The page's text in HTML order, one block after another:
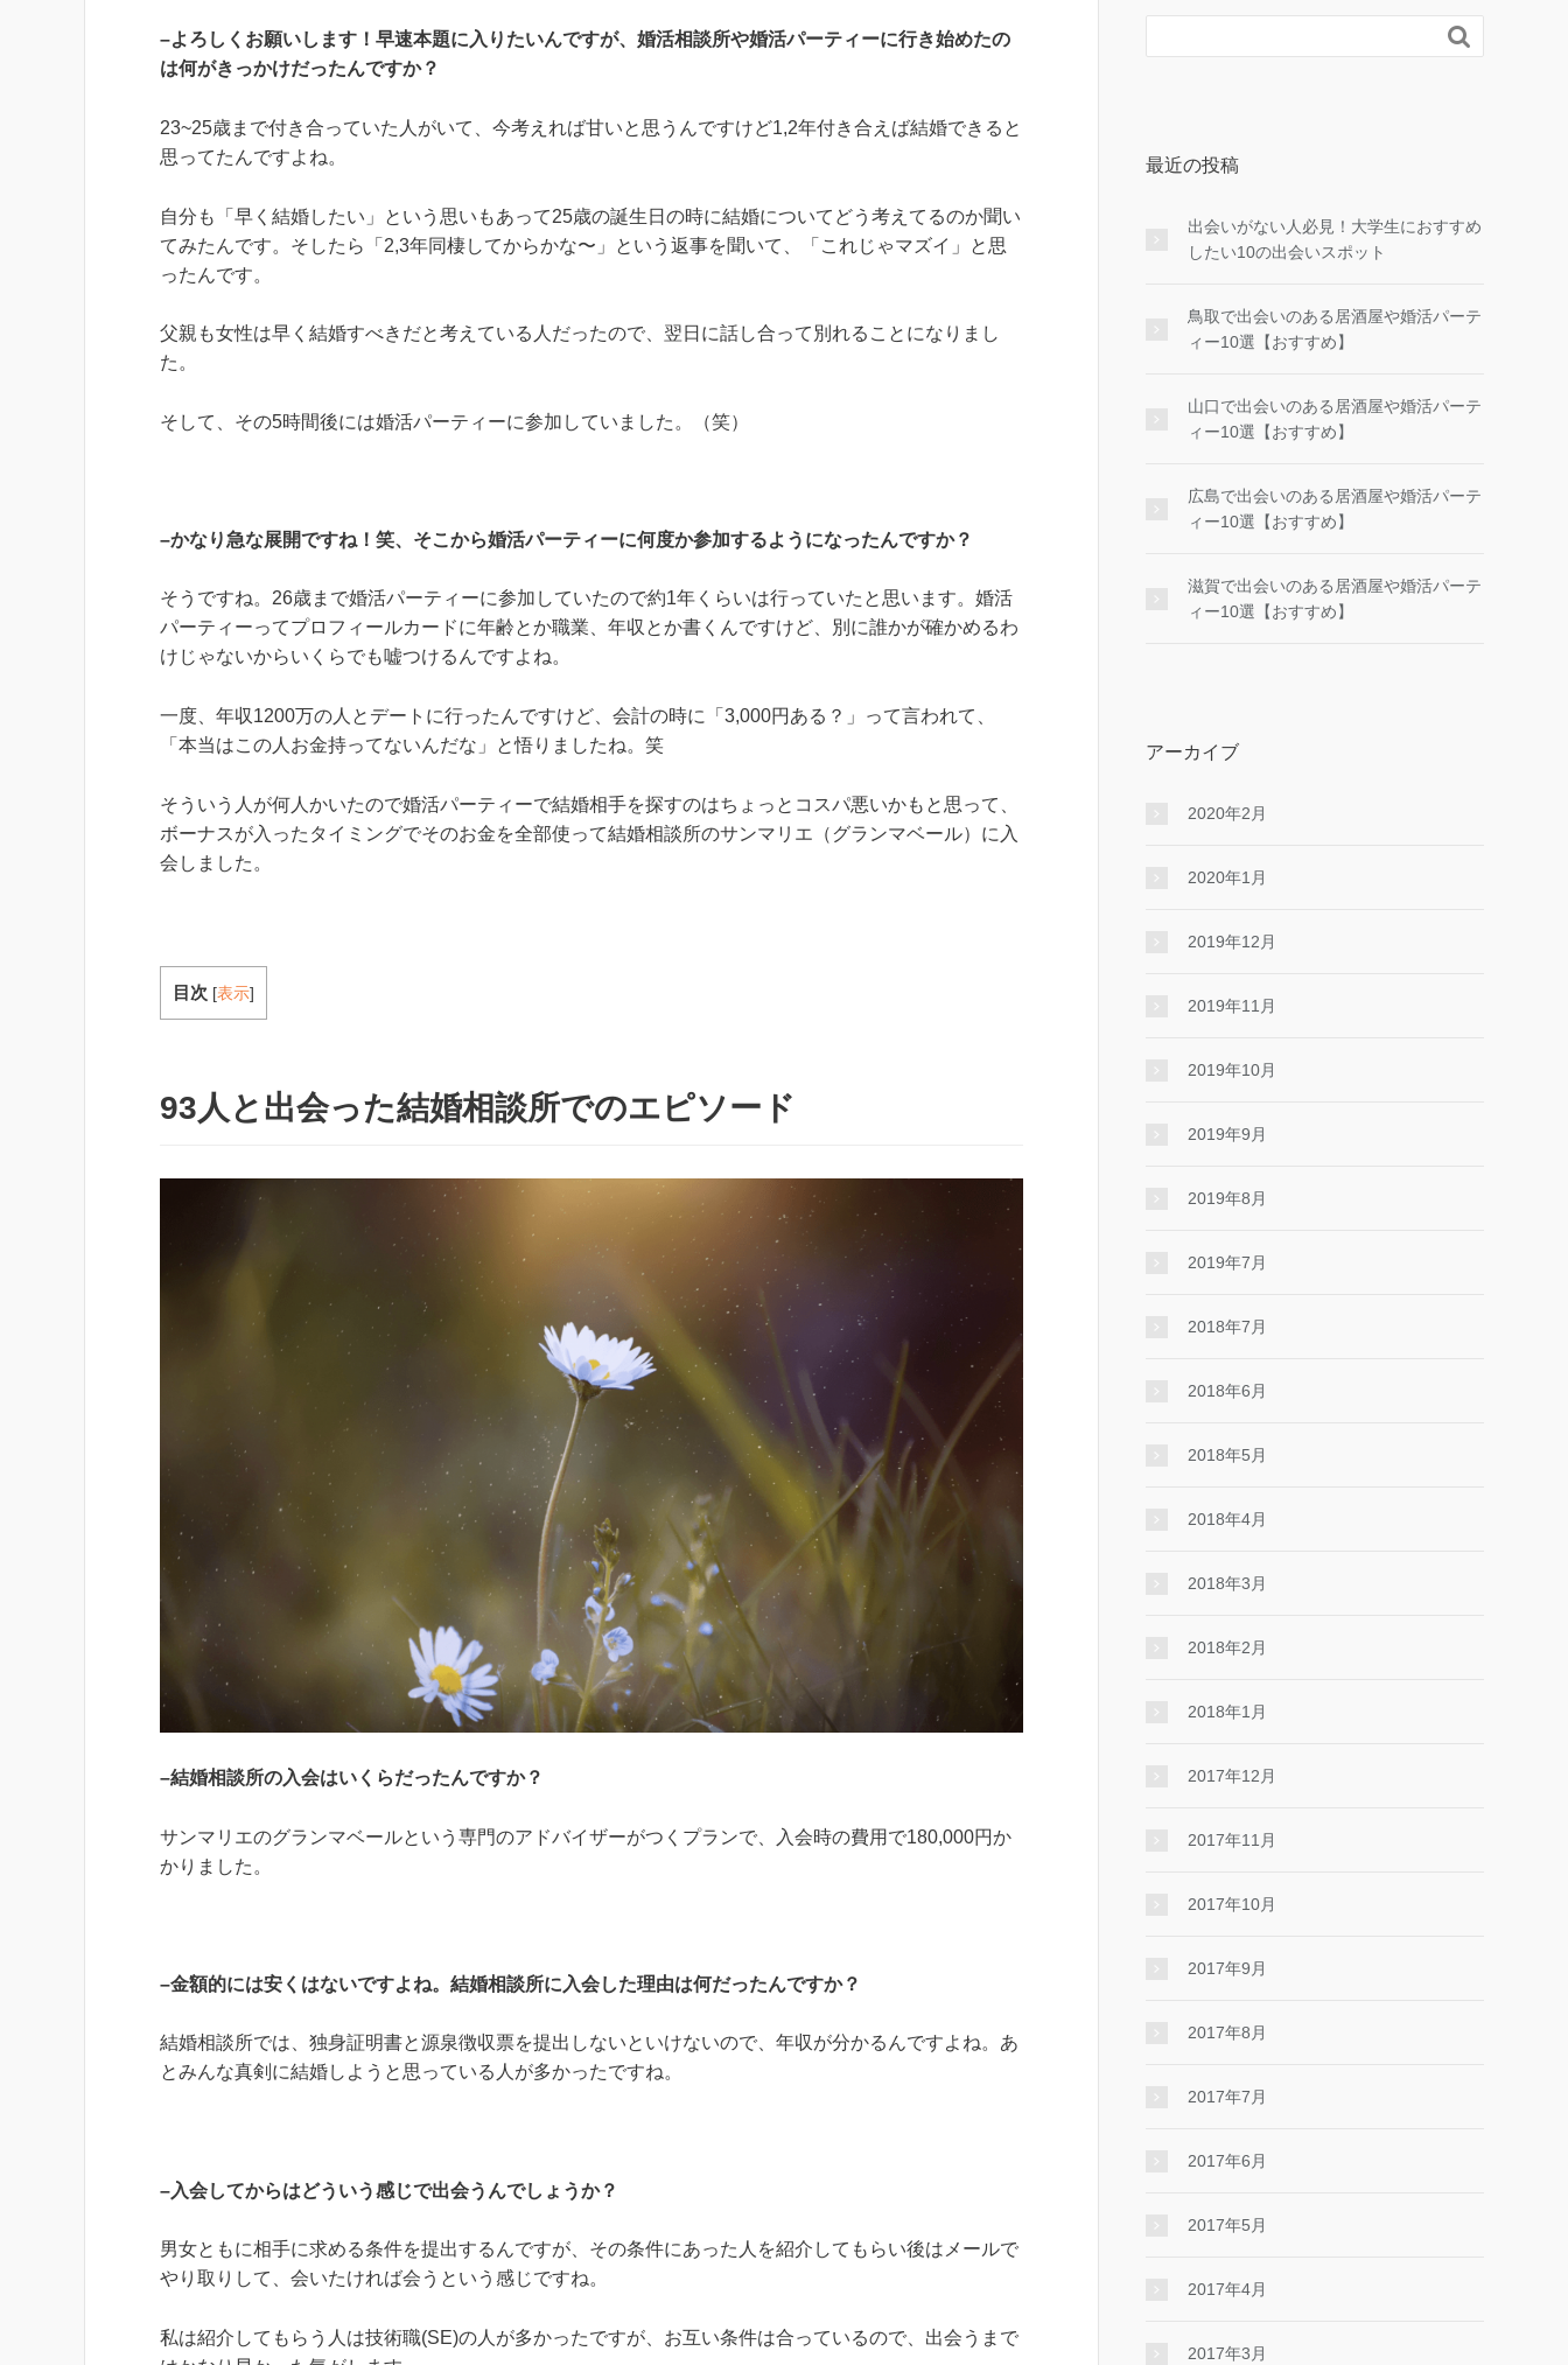
–よろしくお願いします！早速本題に入りたいんですが、婚活相談所や婚活パーティーに行き始めたの
は何がきっかけだったんですか？
23~25歳まで付き合っていた人がいて、今考えれば甘いと思うんですけど1,2年付き合えば結婚できると
思ってたんですよね。
自分も「早く結婚したい」という思いもあって25歳の誕生日の時に結婚についてどう考えてるのか聞い
てみたんです。そしたら「2,3年同棲してからかな〜」という返事を聞いて、「これじゃマズイ」と思
ったんです。
父親も女性は早く結婚すべきだと考えている人だったので、翌日に話し合って別れることになりまし
た。
そして、その5時間後には婚活パーティーに参加していました。（笑）
–かなり急な展開ですね！笑、そこから婚活パーティーに何度か参加するようになったんですか？
そうですね。26歳まで婚活パーティーに参加していたので約1年くらいは行っていたと思います。婚活
パーティーってプロフィールカードに年齢とか職業、年収とか書くんですけど、別に誰かが確かめるわ
けじゃないからいくらでも嘘つけるんですよね。
一度、年収1200万の人とデートに行ったんですけど、会計の時に「3,000円ある？」って言われて、
「本当はこの人お金持ってないんだな」と悟りましたね。笑
そういう人が何人かいたので婚活パーティーで結婚相手を探すのはちょっとコスパ悪いかもと思って、
ボーナスが入ったタイミングでそのお金を全部使って結婚相談所のサンマリエ（グランマベール）に入
会しました。
目次 [表示]
93人と出会った結婚相談所でのエピソード
–結婚相談所の入会はいくらだったんですか？
サンマリエのグランマベールという専門のアドバイザーがつくプランで、入会時の費用で180,000円か
かりました。
–金額的には安くはないですよね。結婚相談所に入会した理由は何だったんですか？
結婚相談所では、独身証明書と源泉徴収票を提出しないといけないので、年収が分かるんですよね。あ
とみんな真剣に結婚しようと思っている人が多かったですね。
–入会してからはどういう感じで出会うんでしょうか？
男女ともに相手に求める条件を提出するんですが、その条件にあった人を紹介してもらい後はメールで
やり取りして、会いたければ会うという感じですね。
私は紹介してもらう人は技術職(SE)の人が多かったですが、お互い条件は合っているので、出会うまで

最近の投稿
出会いがない人必見！大学生におすすめ
したい10の出会いスポット
鳥取で出会いのある居酒屋や婚活パーテ
ィー10選【おすすめ】
山口で出会いのある居酒屋や婚活パーテ
ィー10選【おすすめ】
広島で出会いのある居酒屋や婚活パーテ
ィー10選【おすすめ】
滋賀で出会いのある居酒屋や婚活パーテ
ィー10選【おすすめ】
アーカイブ
2020年2月
2020年1月
2019年12月
2019年11月
2019年10月
2019年9月
2019年8月
2019年7月
2018年7月
2018年6月
2018年5月
2018年4月
2018年3月
2018年2月
2018年1月
2017年12月
2017年11月
2017年10月
2017年9月
2017年8月
2017年7月
2017年6月
2017年5月
2017年4月
2017年3月